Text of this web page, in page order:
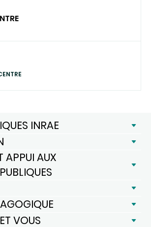
INRAE
APPUI AUX
VOUS